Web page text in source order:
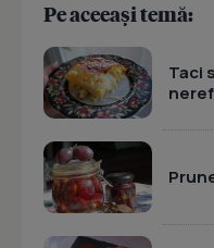
Pe aceeași temă:
Taci